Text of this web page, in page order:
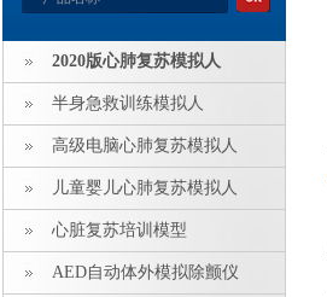
2020版心肺复苏模拟人
半身急救训练模拟人
高级电脑心肺复苏模拟人
儿童婴儿心肺复苏模拟人
心脏复苏培训模型
AED自动体外模拟除颤仪